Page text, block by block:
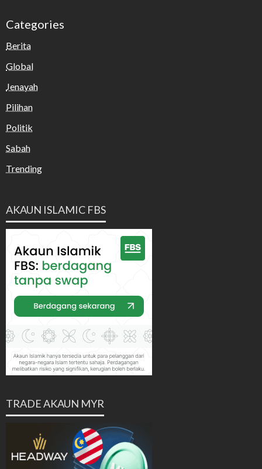
Categories
Berita
Global
Jenayah
Pilihan
Politik
Sabah
Trending
AKAUN ISLAMIC FBS
TRADE AKAUN MYR